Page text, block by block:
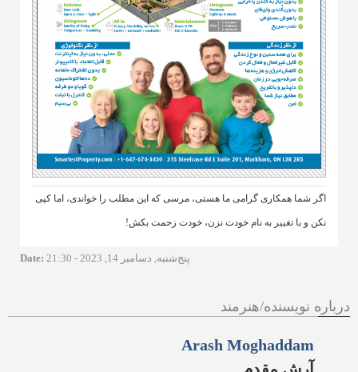
اگر شما همکاری گرامی ما هستی، مرسی که این مطلب را خواندی، اما کپی
نکن و با تغییر به نام خودت نزن، خودت زحمت بکش!
Date: پنج‌شنبه, دسامبر 14, 2023 - 21:30
درباره نویسنده/هنرمند
Arash Moghaddam